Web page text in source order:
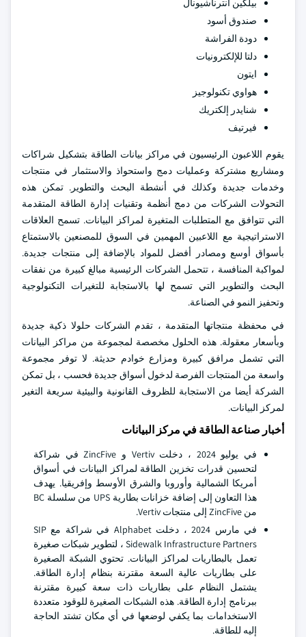
بيلكين انترناشيونال
صندوق أسود
دودة الفراشة
دلتا للإلكترونيات
ايتون
هواوي تكنولوجيز
شنايدر إلكتريك
فيرتيف
يقوم اللاعبون الرئيسيون في مراكز بيانات الطاقة بتشكيل شراكات
ومشاريع مشتركة وعمليات دمج واستحواذ والاستثمار في منتجات
وخدمات جديدة وكذلك في أنشطة البحث والتطوير. تمكن هذه
التحولات الشركات من دمج أنظمة وتقنيات إدارة الطاقة المتقدمة
التي تتوافق مع المتطلبات المتغيرة لمراكز البيانات. تسمح العلاقات
الاستراتيجية مع اللاعبين المهمين في السوق للمصنعين بالاستمتاع
بأسواق أوسع ومصادر أفضل للمواد بالإضافة إلى منتجات جديدة.
لمواكبة المنافسة ، تتحمل الشركات الرئيسية مبالغ كبيرة من نفقات
البحث والتطوير التي تسمح لها بالاستجابة للتغيرات التكنولوجية
وتحفيز النمو في الصناعة.
في محفظة منتجاتها المتقدمة ، تقدم الشركات حلولا ذكية جديدة
وبأسعار معقولة. هذه الحلول مخصصة لمجموعة من مراكز البيانات
التي تشمل مرافق كبيرة ومزارع خوادم حديثة. لا توفر مجموعة
واسعة من المنتجات الفرصة لدخول أسواق جديدة فحسب ، بل تمكن
الشركة أيضا من الاستجابة للظروف القانونية والبيئية سريعة التغير
لمركز البيانات.
أخبار صناعة الطاقة في مركز البيانات
في يوليو 2024 ، دخلت Vertiv و ZincFive في شراكة
لتحسين قدرات تخزين الطاقة لمراكز البيانات في أسواق
أمريكا الشمالية وأوروبا والشرق الأوسط وإفريقيا. يهدف
هذا التعاون إلى إضافة خزانات بطارية UPS من سلسلة BC
من ZincFive إلى منتجات Vertiv.
في مارس 2024 ، دخلت Alphabet في شراكة مع SIP
Sidewalk Infrastructure Partners ، لتطوير شبكات صغيرة
تعمل بالبطاريات لمراكز البيانات. تحتوي الشبكة الصغيرة
على بطاريات عالية السعة مقترنة بنظام إدارة الطاقة.
يشتمل النظام على بطاريات ذات سعة كبيرة مقترنة
ببرنامج إدارة الطاقة. هذه الشبكات الصغيرة للوقود متعددة
الاستخدامات بما يكفي لوضعها في أي مكان تشتد الحاجة
إليه للطاقة.